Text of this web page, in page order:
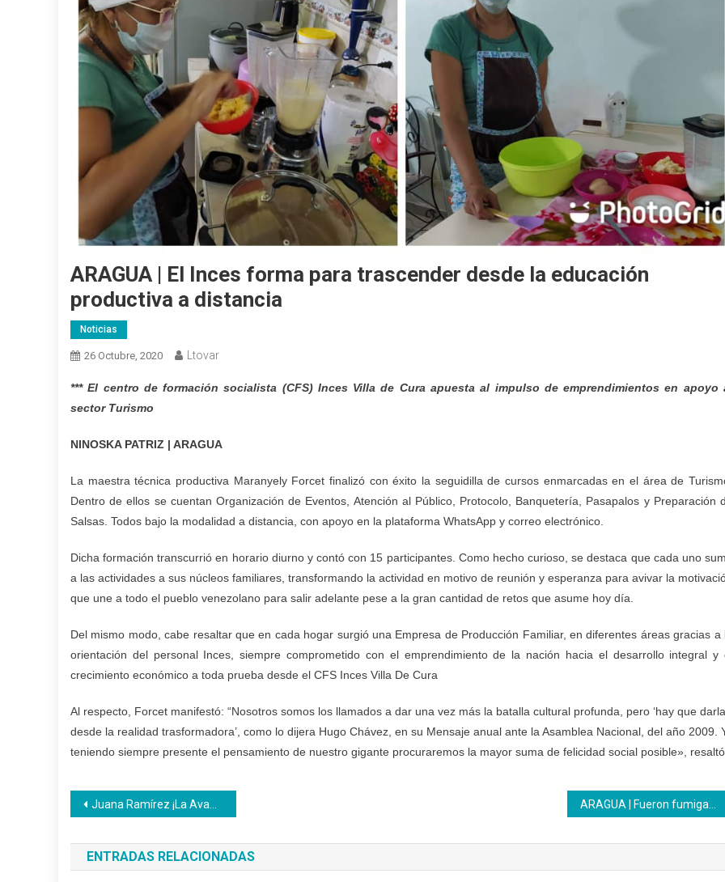
ARAGUA | El Inces forma para trascender desde la educación
productiva a distancia
Noticias
26 Octubre, 2020 Ltovar
*** El centro de formación socialista (CFS) Inces Villa de Cura apuesta al impulso de emprendimientos en apoyo
sector Turismo
NINOSKA PATRIZ | ARAGUA
La maestra técnica productiva Maranyely Forcet finalizó con éxito la seguidilla de cursos enmarcadas en el área de
Dentro de ellos se cuentan Organización de Eventos, Atención al Público, Protocolo, Banquetería, Pasapalos y Preparación
Salsas. Todos bajo la modalidad a distancia, con apoyo en la plataforma WhatsApp y correo electrónico.
Dicha formación transcurrió en horario diurno y contó con 15 participantes. Como hecho curioso, se destaca que cada uno
a las actividades a sus núcleos familiares, transformando la actividad en motivo de reunión y esperanza para avivar la
que une a todo el pueblo venezolano para salir adelante pese a la gran cantidad de retos que asume hoy día.
Del mismo modo, cabe resaltar que en cada hogar surgió una Empresa de Producción Familiar, en diferentes áreas gracias a
orientación del personal Inces, siempre comprometido con el emprendimiento de la nación hacia el desarrollo integral y
crecimiento económico a toda prueba desde el CFS Inces Villa De Cura
Al respecto, Forcet manifestó: “Nosotros somos los llamados a dar una vez más la batalla cultural profunda, pero ‘hay que darla
desde la realidad trasformadora’, como lo dijera Hugo Chávez, en su Mensaje anual ante la Asamblea Nacional, del año 2009.
teniendo siempre presente el pensamiento de nuestro gigante procuraremos la mayor suma de felicidad social posible», resaltó.
Navegación
de
entradas
Juana Ramírez ¡La Avanzadora! símbolo de pasión y entrega por la causa libertaria en Venezuela
ENTRADAS RELACIONADAS